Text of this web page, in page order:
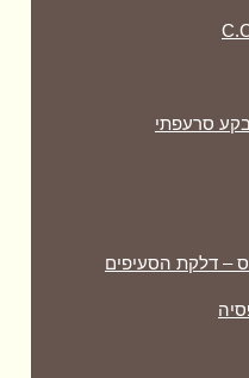
סרעפתי
– דלקת הסעיפים